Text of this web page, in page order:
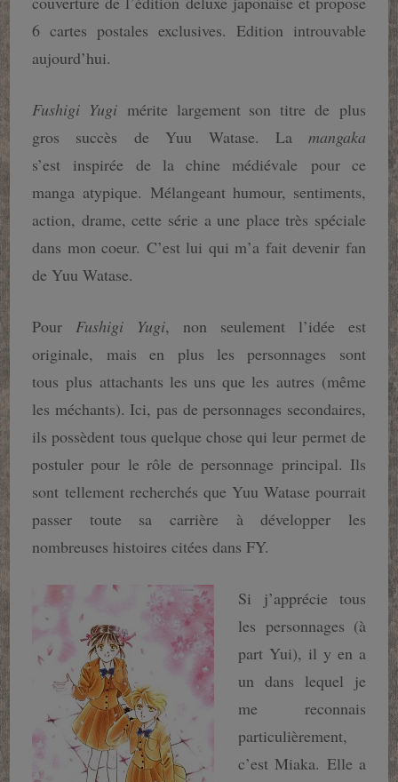
6 cartes postales exclusives. Edition introuvable
aujourd’hui.
Fushigi Yugi mérite largement son titre de plus
gros succès de Yuu Watase. La mangaka
s’est inspirée de la chine médiévale pour ce
manga atypique. Mélangeant humour, sentiments,
action, drame, cette série a une place très spéciale
dans mon coeur. C’est lui qui m’a fait devenir fan
de Yuu Watase.
PourFushigi Yugi, non seulement l’idée est
originale, mais en plus les personnages sont
tous plus attachants les uns que les autres (même
les méchants). Ici, pas de personnages secondaires,
ils possèdent tous quelque chose qui leur permet de
postuler pour le rôle de personnage principal. Ils
sont tellement recherchés que Yuu Watase pourrait
passer toute sa carrière à développer les
nombreuses histoires citées dans FY.
Si j’apprécie tous
les personnages (à
part Yui), il y en a
un dans lequel je
me reconnais
particulièrement,
c’est Miaka. Elle a